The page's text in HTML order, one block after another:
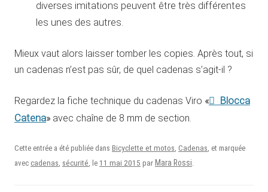
diverses imitations peuvent être très différentes
les unes des autres.
Mieux vaut alors laisser tomber les copies. Après tout, si
un cadenas n’est pas sûr, de quel cadenas s’agit-il ?
Regardez la fiche technique du cadenas Viro «
Blocca
Catena»avec chaîne de 8 mm de section.
Cette entrée a été publiée dans Bicyclette et motos, Cadenas, et marquée
avec cadenas, sécurité, le 11 mai 2015 par Mara Rossi.